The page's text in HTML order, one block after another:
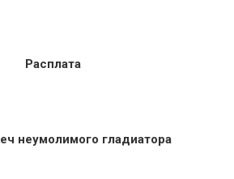
Расплата
неумолимого гладиатора